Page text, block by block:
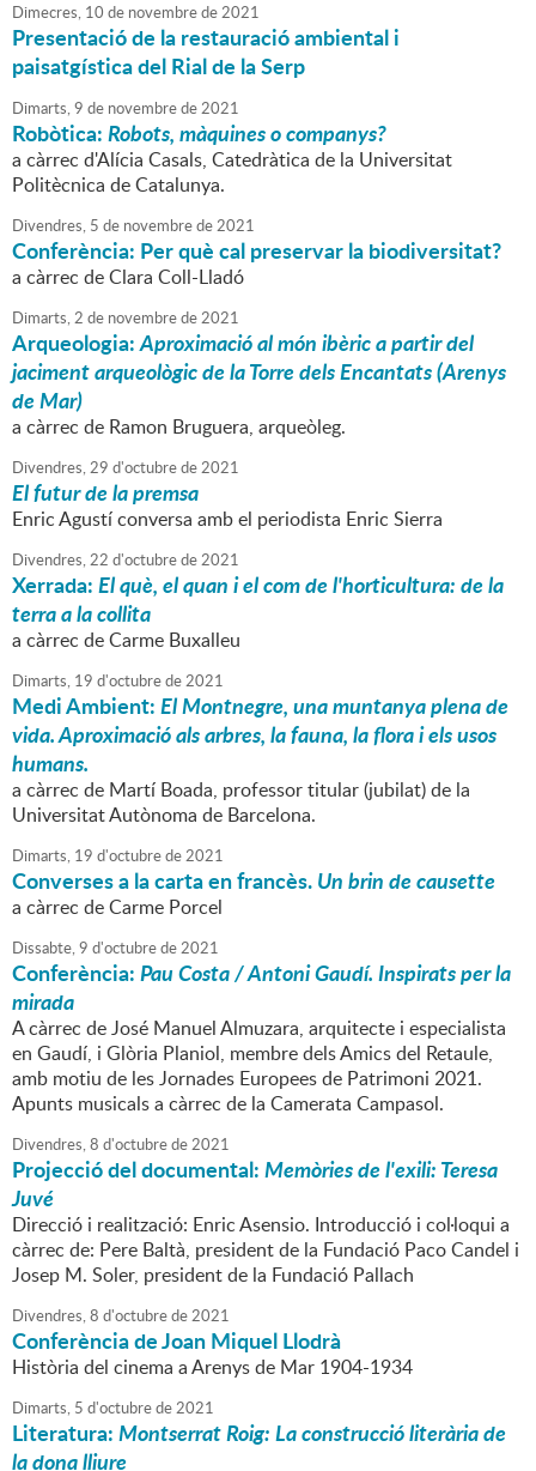
Dimecres, 10 de novembrede2021
Presentació de la restauració ambiental i
paisatgística del Rial de la Serp
Dimarts,9 de novembrede2021
Robòtica:Robots, màquines o companys?
a càrrec d'Alícia Casals, Catedràtica de la Universitat
Politècnica de Catalunya.
Divendres, 5 de novembrede2021
Conferència: Per què cal preservar la biodiversitat?
a càrrec de Clara Coll-Lladó
Dimarts,2 de novembrede2021
Arqueologia:Aproximació al món ibèric a partir del
jaciment arqueològic de la Torre dels Encantats (Arenys
de Mar)
a càrrec de Ramon Bruguera, arqueòleg.
Divendres,29 d'octubrede2021
El futur de la premsa
Enric Agustí conversa amb el periodista Enric Sierra
Divendres,22 d'octubrede2021
Xerrada:El què, el quan i el com de l'horticultura: de la
terra a la collita
a càrrec de Carme Buxalleu
Dimarts, 19 d'octubrede2021
Medi Ambient:El Montnegre, una muntanya plena de
vida. Aproximació als arbres, la fauna, la flora i els usos
humans.
a càrrec de Martí Boada, professor titular (jubilat) de la
Universitat Autònoma de Barcelona.
Dimarts, 19 d'octubrede2021
Converses a la carta en francès.Un brin de causette
a càrrec de Carme Porcel
Dissabte,9 d'octubrede2021
Conferència:Pau Costa / Antoni Gaudí. Inspirats per la
mirada
A càrrec de José Manuel Almuzara, arquitecte i especialista
en Gaudí, i Glòria Planiol, membre dels Amics del Retaule,
amb motiu de les Jornades Europees de Patrimoni 2021.
Apunts musicals a càrrec de la Camerata Campasol.
Divendres,8 d'octubrede2021
Projecció del documental:Memòries de l'exili: Teresa
Juvé
Direcció i realització: Enric Asensio. Introducció i col·loqui a
càrrec de: Pere Baltà, president de la Fundació Paco Candel i
Josep M. Soler, president de la Fundació Pallach
Divendres,8 d'octubrede2021
Conferència de Joan Miquel Llodrà
Història del cinema a Arenys de Mar 1904-1934
Dimarts, 5 d'octubrede2021
Literatura:Montserrat Roig: La construcció literària de
la dona lliure